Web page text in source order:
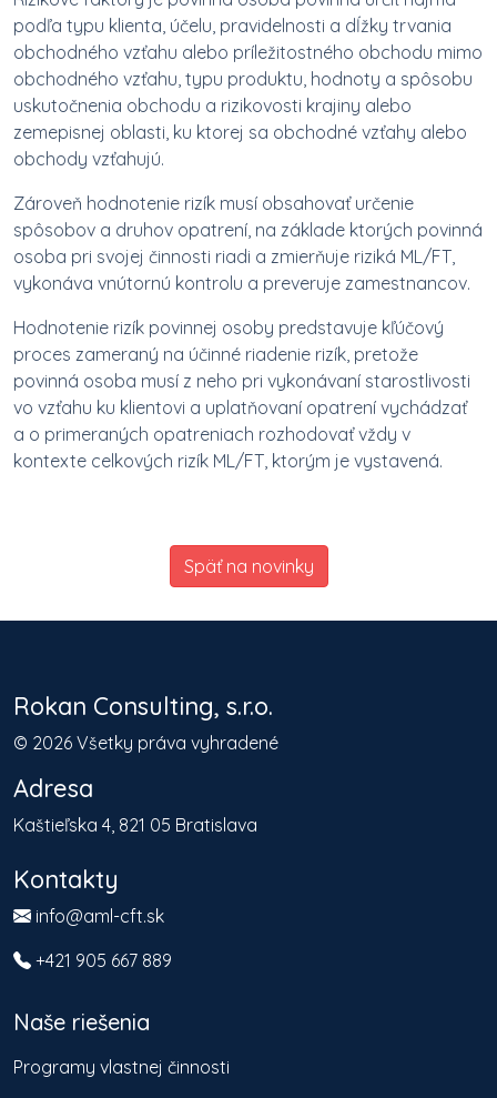
podľa typu klienta, účelu, pravidelnosti a dĺžky trvania
obchodného vzťahu alebo príležitostného obchodu mimo
obchodného vzťahu, typu produktu, hodnoty a spôsobu
uskutočnenia obchodu a rizikovosti krajiny alebo
zemepisnej oblasti, ku ktorej sa obchodné vzťahy alebo
obchody vzťahujú.
Zároveň hodnotenie rizík musí obsahovať určenie
spôsobov a druhov opatrení, na základe ktorých povinná
osoba pri svojej činnosti riadi a zmierňuje riziká ML/FT,
vykonáva vnútornú kontrolu a preveruje zamestnancov.
Hodnotenie rizík povinnej osoby predstavuje kľúčový
proces zameraný na účinné riadenie rizík, pretože
povinná osoba musí z neho pri vykonávaní starostlivosti
vo vzťahu ku klientovi a uplatňovaní opatrení vychádzať
a o primeraných opatreniach rozhodovať vždy v
kontexte celkových rizík ML/FT, ktorým je vystavená.
Späť na novinky
Rokan Consulting, s.r.o.
© 2026 Všetky práva vyhradené
Adresa
Kaštieľska 4, 821 05 Bratislava
Kontakty
info@aml-cft.sk
+421 905 667 889
Naše riešenia
Programy vlastnej činnosti